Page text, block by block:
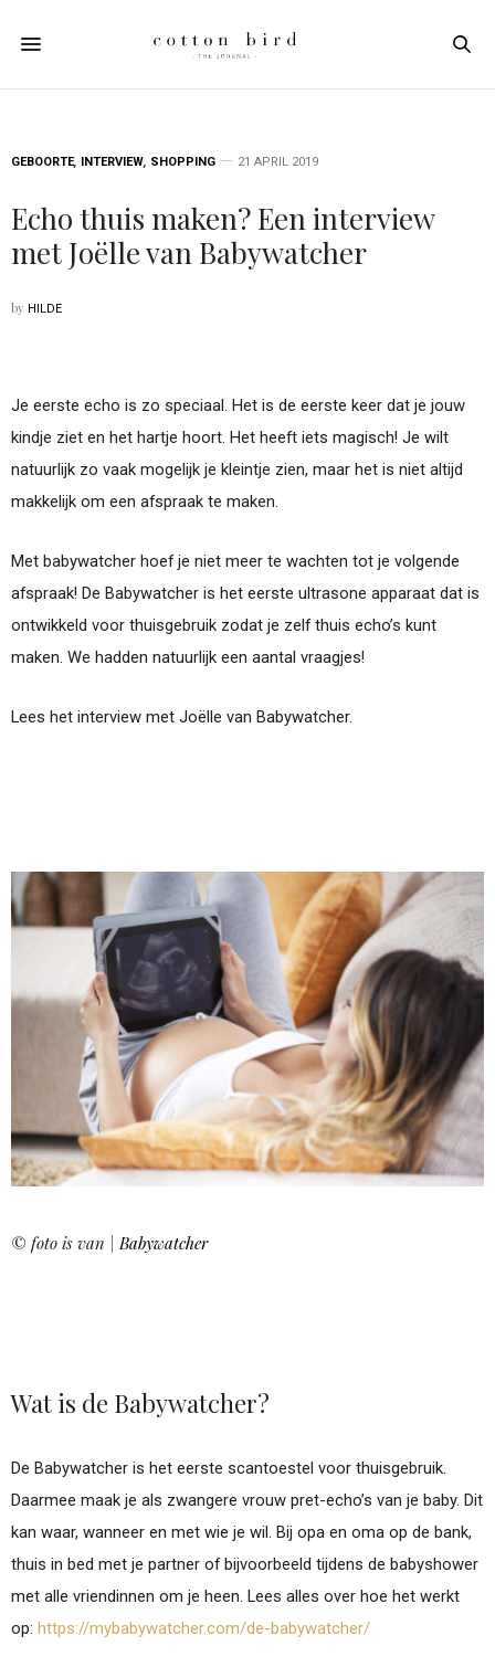
GEBOORTE, INTERVIEW, SHOPPING 21 APRIL 2019
Echo thuis maken? Een interview
met Joëlle van Babywatcher
by HILDE
Je eerste echo is zo speciaal. Het is de eerste keer dat je jouw
kindje ziet en het hartje hoort. Het heeft iets magisch! Je wilt
natuurlijk zo vaak mogelijk je kleintje zien, maar het is niet altijd
makkelijk om een afspraak te maken.
Met babywatcher hoef je niet meer te wachten tot je volgende
afspraak! De Babywatcher is het eerste ultrasone apparaat dat is
ontwikkeld voor thuisgebruik zodat je zelf thuis echo’s kunt
maken. We hadden natuurlijk een aantal vraagjes!
Lees het interview met Joëlle van Babywatcher.
© foto is van | Babywatcher
Wat is de Babywatcher?
De Babywatcher is het eerste scantoestel voor thuisgebruik.
Daarmee maak je als zwangere vrouw pret-echo’s van je baby. Dit
kan waar, wanneer en met wie je wil. Bij opa en oma op de bank,
thuis in bed met je partner of bijvoorbeeld tijdens de babyshower
met alle vriendinnen om je heen. Lees alles over hoe het werkt
op: https://mybabywatcher.com/de-babywatcher/